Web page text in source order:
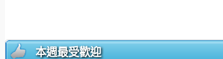
本週最受歡迎